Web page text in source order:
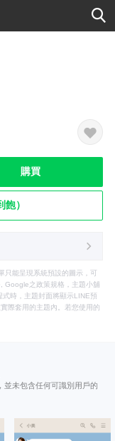
購買
）
只能呈現系統預設的圖示，可
Google之政策規格，主題小舖
時，主題封面將顯示LINE預
際套用的主題內。若您使用的
並未包含任何可識別用戶的